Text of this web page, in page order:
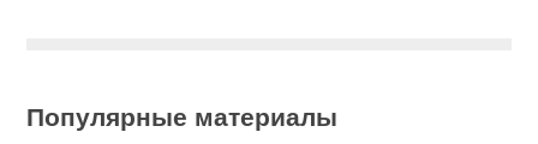
Популярные материалы